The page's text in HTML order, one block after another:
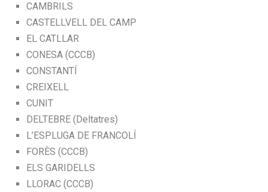
CAMBRILS
CASTELLVELL DEL CAMP
EL CATLLAR
CONESA (CCCB)
CONSTANTÍ
CREIXELL
CUNIT
DELTEBRE (Deltatres)
L’ESPLUGA DE FRANCOLÍ
FORÈS (CCCB)
ELS GARIDELLS
LLORAC (CCCB)